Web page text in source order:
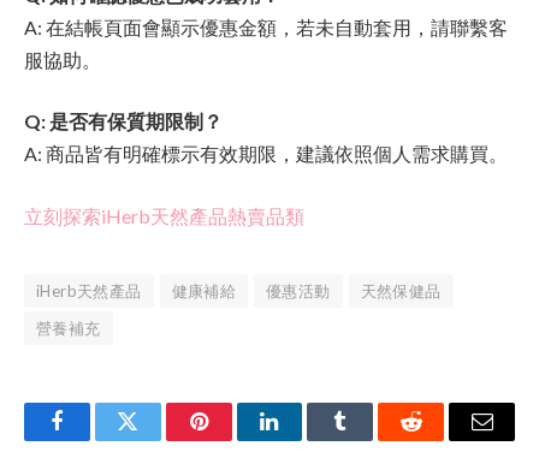
A: 在結帳頁面會顯示優惠金額，若未自動套用，請聯繫客
服協助。
Q: 是否有保質期限制？
A: 商品皆有明確標示有效期限，建議依照個人需求購買。
立刻探索iHerb天然產品熱賣品類
iHerb天然產品 健康補給 優惠活動
天然保健品
營養補充
FacebookTwitter PinterestLinkedInTumblr Reddit Email